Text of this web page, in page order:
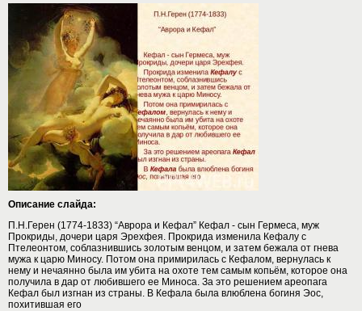
Описание слайда:
П.Н.Герен (1774-1833) “Аврора и Кефал” Кефал - сын Гермеса, муж
Прокриды, дочери царя Эрехфея. Прокрида изменила Кефалу с
Птелеонтом, соблазнившись золотым венцом, и затем бежала от гнева
мужа к царю Миносу. Потом она примирилась с Кефалом, вернулась к
нему и нечаянно была им убита на охоте тем самым копьём, которое она
получила в дар от любившего ее Миноса. За это решением ареопага
Кефал был изгнан из страны. В Кефала была влюблена богиня Эос,
похитившая его